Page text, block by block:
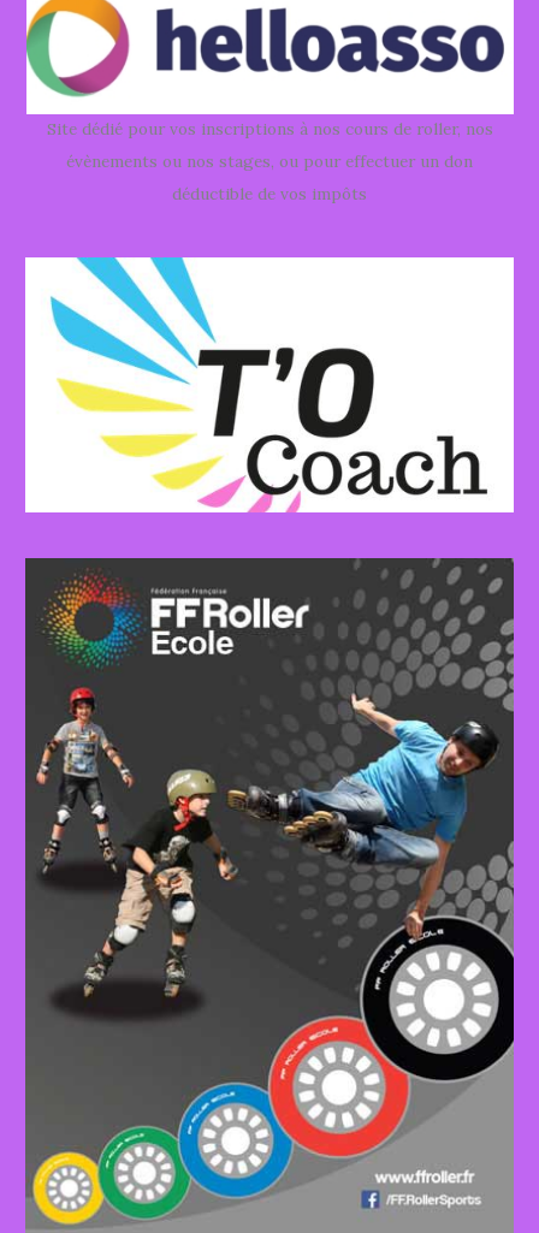
Site dédié pour vos inscriptions à nos cours de roller, nos
évènements ou nos stages, ou pour effectuer un don
déductible de vos impôts